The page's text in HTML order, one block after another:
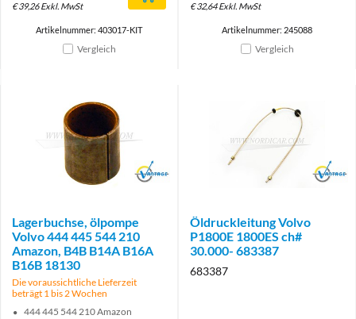
€39,26 Exkl. MwSt
Artikelnummer: 403017-KIT
Vergleich
€32,64 Exkl. MwSt
Artikelnummer: 245088
Vergleich
Brand
Lagerbuchse, ölpompe
Volvo 444 445 544 210
Amazon, B4B B14A B16A
B16B 18130
Die voraussichtliche Lieferzeit
beträgt 1 bis 2 Wochen
444 445 544 210 Amazon
Brand
Öldruckleitung Volvo
P1800E 1800ES ch#
30.000- 683387
683387